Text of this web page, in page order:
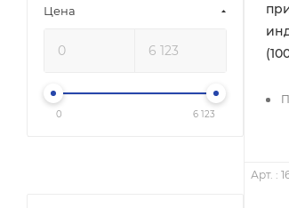
Арт. :
Цена
0 6 123